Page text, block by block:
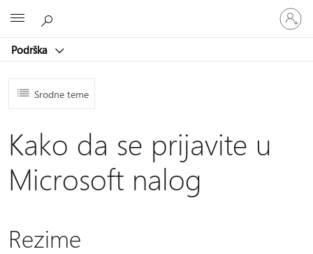
Podrška
Prijavite
se
na
Srodne teme
Kako da se prijavite u
Microsoft nalog
Rezime